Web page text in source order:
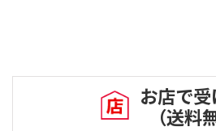
お店で
（送料